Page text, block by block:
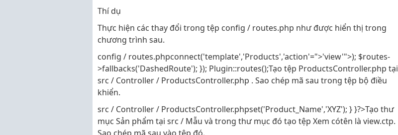
Thí dụ
Thực hiện các thay đổi trong tệp config / routes.php như được hiển thị trong
chương trình sau.
config / routes.phpconnect('template','Products','action'=">'view'">); $routes-
>fallbacks('DashedRoute'); }); Plugin::routes();Tạo tệp ProductsController.php tại
src / Controller / ProductsController.php . Sao chép mã sau trong tệp bộ điều
khiển.
src / Controller / ProductsController.phpset('Product_Name','XYZ'); } }?>Tạo thư
mục Sản phẩm tại src / Mẫu và trong thư mục đó tạo tệp Xem cótên là view.ctp.